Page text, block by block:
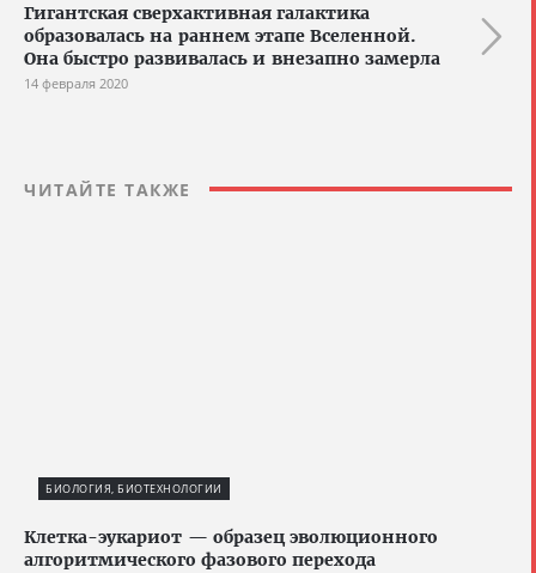
Гигантская сверхактивная галактика
образовалась на раннем этапе Вселенной.
Она быстро развивалась и внезапно замерла
14 февраля 2020
ЧИТАЙТЕ ТАКЖЕ
БИОЛОГИЯ, БИОТЕХНОЛОГИИ
Клетка-эукариот — образец эволюционного
алгоритмического фазового перехода